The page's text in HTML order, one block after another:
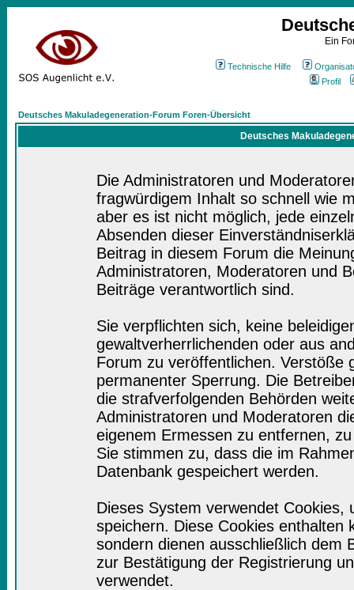
Ein
Technische Hilfe
Profil
Deutsches Makuladegeneration-Forum Foren-Übersicht
Deutsches
Die Administratoren und
fragwürdigem Inhalt so schnell wie
aber es ist nicht möglich, jede
Absenden dieser
Beitrag in diesem Forum die
Administratoren, Moderatoren und
Beiträge verantwortlich sind.
Sie verpflichten sich, keine
gewaltverherrlichenden oder aus
Forum zu veröffentlichen. Verstöße
permanenter Sperrung. Die
die strafverfolgenden Behörden
Administratoren und Moderatoren
eigenem Ermessen zu entfernen,
Sie stimmen zu, dass die im
Datenbank gespeichert werden.
Dieses System verwendet
speichern. Diese Cookies enthalten
sondern dienen ausschließlich dem
zur Bestätigung der Registrierung
verwendet.